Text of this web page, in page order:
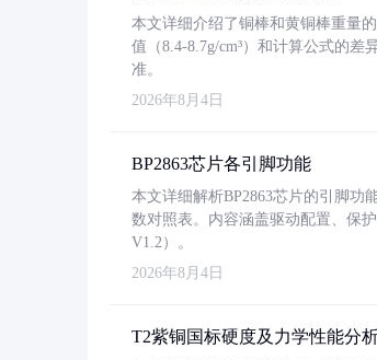
本文详细介绍了铜棒和黄铜棒重量
值（8.4-8.7g/cm³）和计算公式的
准。
2026年8月4日
BP2863芯片各引脚功能
本文详细解析BP2863芯片的引脚功
数对照表。内容涵盖驱动配置、保
V1.2）。
2026年8月4日
T2紫铜国标硬度及力学性能分